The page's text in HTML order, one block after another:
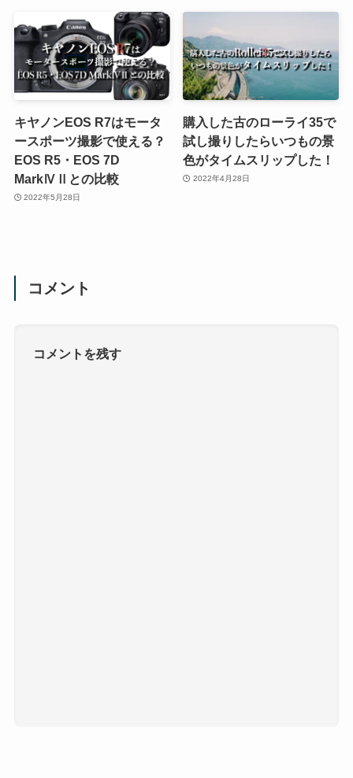
キヤノンEOS R7はモータ
ースポーツ撮影で使える？
EOS R5・EOS 7D
MarkⅣⅡとの比較
2022年5月28日
購入した古のローライ35で
試し撮りしたらいつもの景
色がタイムスリップした！
2022年4月28日
コメント
コメントを残す